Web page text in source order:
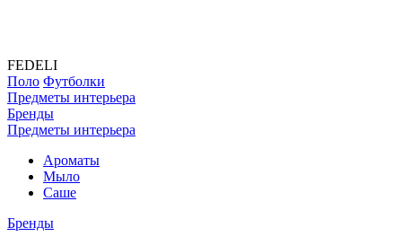
FEDELI
Поло Футболки
Предметы интерьера
Бренды
Предметы интерьера
Ароматы
Мыло
Саше
Бренды